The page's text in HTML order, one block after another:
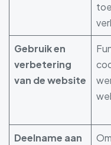
Gebruik en
verbetering
van de website
Deelname aan